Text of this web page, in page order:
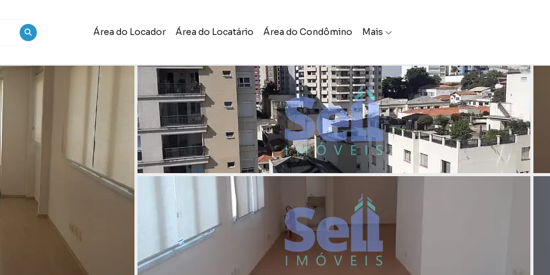
Área do Locador Área do Locatário Área do Condômino Mais